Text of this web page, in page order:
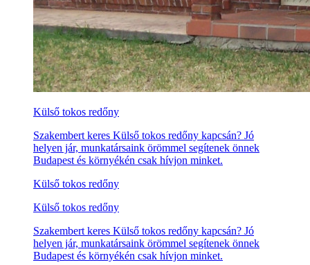
Külső tokos redőny
Szakembert keres Külső tokos redőny kapcsán? Jó
helyen jár, munkatársaink örömmel segítenek önnek
Budapest és környékén csak hívjon minket.
Külső tokos redőny
Külső tokos redőny
Szakembert keres Külső tokos redőny kapcsán? Jó
helyen jár, munkatársaink örömmel segítenek önnek
Budapest és környékén csak hívjon minket.